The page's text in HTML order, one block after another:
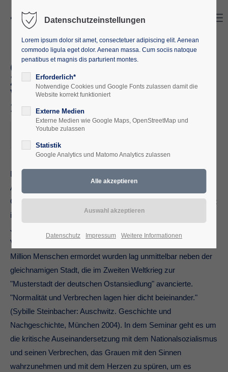
Gedenkstättenfahrt Für die
Zukunft zurück in die
Vergangenheit 10.06. –
15.06.2023
2023-06-10
ORT: AUSCHWITZ/POLEN
Das Seminar fokussiert sich auf die Geschichte von
Auschwitz und den Holocaust sowie die
Geschichtsschreibung in Polen und in Deutschland. Auschwitz
ist zum Synonym für den Massenmord an den europäischen
Juden geworden. Das größte Konzentrations- und
Vernichtungslager des Dritten Reiches, in dem mehr als eine
Million Menschen ermordet wurden lag unmittelbar neben der
gleichnamigen Stadt, die im Zweiten Weltkrieg zur
"Musterstadt der deutschen Ostansiedlung" avancierte.
"Normalität und Verbrechen lagen hier dicht beieinander."
(Sybille Steinbacher: Auschwitz. Geschichte und
Nachgeschichte, München 2004). In dem Seminar geht es um
die kritische Auseinandersetzung mit dem Nationalsozialismus
und seinen Verbrechen, das Grauen mit den Sinnen
wahrzunehmen und mit dem Herzen zu spüren, um es
Datenschutzeinstellungen
Lorem ipsum dolor sit amet, consectetuer adipiscing elit. Aenean
commodo ligula eget dolor. Aenean massa. Cum sociis natoque
penatibus et magnis dis parturient montes.
Erforderlich*
Notwendige Cookies und Google Fonts zulassen damit die
Website korrekt funktioniert
Externe Medien
Externe Medien wie Google Maps, OpenStreetMap und
Youtube zulassen
Statistik
Google Analytics und Matomo Analytics zulassen
Datenschutz Impressum Weitere Informationen